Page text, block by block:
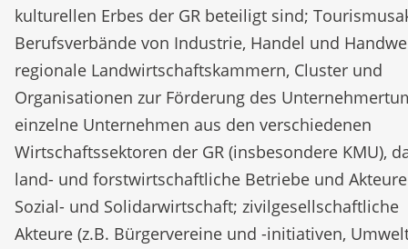
kulturellen Erbes der GR beteiligt sind;
Berufsverbände von Industrie, Handel und
regionale Landwirtschaftskammern, Cluster und
Organisationen zur Förderung des
einzelne Unternehmen aus den verschiedenen
Wirtschaftssektoren der GR (insbesondere KMU),
land- und forstwirtschaftliche Betriebe und
Sozial- und Solidarwirtschaft; zivilgesellschaftliche
Akteure (z.B. Bürgervereine und -initiativen,